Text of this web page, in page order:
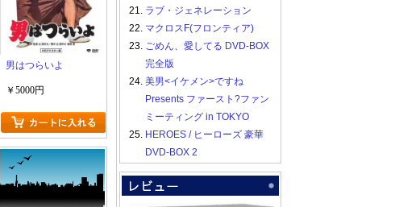
男はつらいよ
￥5000円
21. ラブ・ジェネレーション
22. マクロスF(フロンティア)
23. ごめん、愛してる DVD-BOX
完全版
24. 美男<イケメン>ですね
Presents ファースト?ファン
ミーティング in TOKYO
25. HEROES / ヒーローズ 豪華
DVD-BOX 2